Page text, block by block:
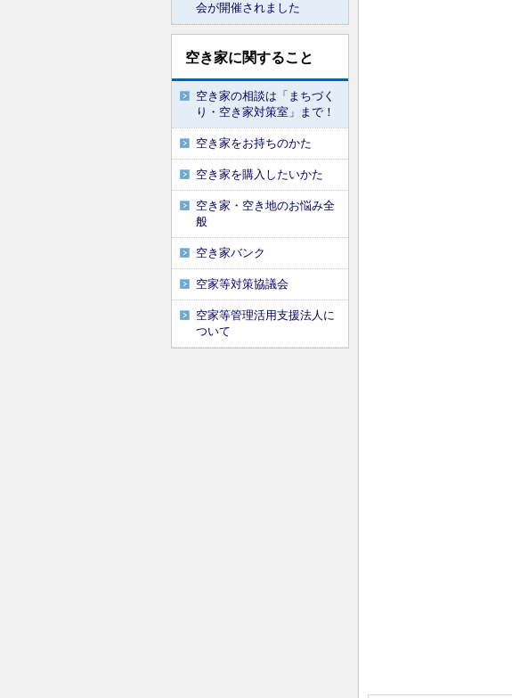
会が開催されました
空き家に関すること
空き家の相談は「まちづく
り・空き家対策室」まで！
空き家をお持ちのかた
空き家を購入したいかた
空き家・空き地のお悩み全
般
空き家バンク
空家等対策協議会
空家等管理活用支援法人に
ついて